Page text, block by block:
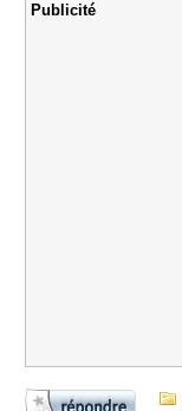
Publicité